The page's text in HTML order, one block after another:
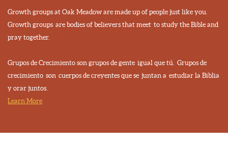
Growth groups at Oak Meadow are made up of people just like you.
Growth groups are bodies of believers that meet to study the Bible and
pray together.
Grupos de Crecimiento son grupos de gente igual que tú. Grupos de
crecimiento son cuerpos de creyentes que se juntan a estudiar la Biblia
y orar juntos.
Learn More